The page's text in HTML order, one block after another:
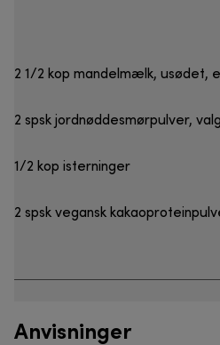
2 1/2 kop mandelmælk, usødet,
2 spsk jordnøddesmørpulver,
1/2 kop isterninger
2 spsk vegansk
Anvisninger